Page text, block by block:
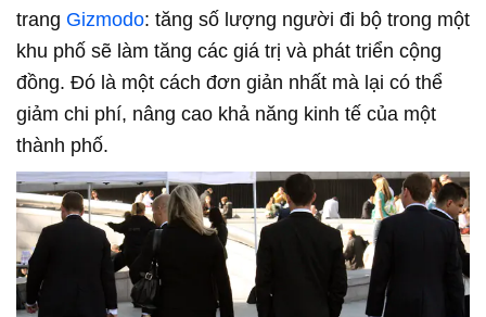
trang Gizmodo: tăng số lượng người đi bộ trong một
khu phố sẽ làm tăng các giá trị và phát triển cộng
đồng. Đó là một cách đơn giản nhất mà lại có thể
giảm chi phí, nâng cao khả năng kinh tế của một
thành phố.